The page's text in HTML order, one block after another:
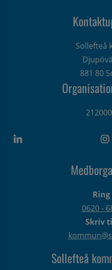
Sollefteå
881 80
Ring
0620 -
Skriv
Sollefteå